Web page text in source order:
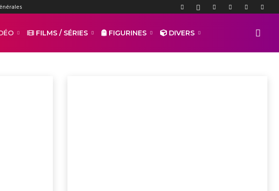
FILMS / SÉRIES FIGURINES DIVERS